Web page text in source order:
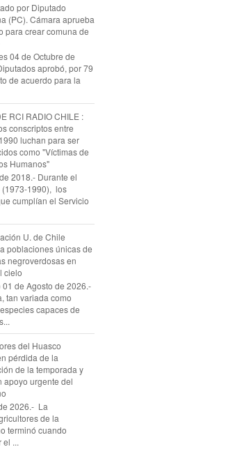
por Diputado
(PC). Cámara aprueba
para crear comuna de
04 de Octubre de
aprobó, por 79
de acuerdo para la
RCI RADIO CHILE :
conscriptos entre
luchan para ser
como "Víctimas de
Humanos"
2018.- Durante el
(1973-1990), los
cumplían el Servicio
U. de Chile
poblaciones únicas de
negroverdosas en
cielo
01 de Agosto de 2026.-
tan variada como
capaces de
del Huasco
pérdida de la
de la temporada y
apoyo urgente del
2026.- La
de la
terminó cuando
el ...